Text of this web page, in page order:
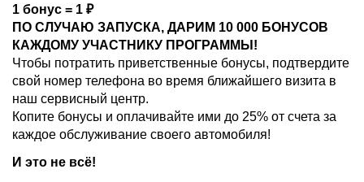
1 бонус = 1 ₽
ПО СЛУЧАЮ ЗАПУСКА, ДАРИМ 10 000 БОНУСОВ
КАЖДОМУ УЧАСТНИКУ ПРОГРАММЫ!
Чтобы потратить приветственные бонусы, подтвердите
свой номер телефона во время ближайшего визита в
наш сервисный центр.
Копите бонусы и оплачивайте ими до 25% от счета за
каждое обслуживание своего автомобиля!
И это не всё!